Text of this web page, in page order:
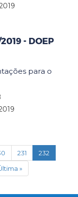
- DOEP
para o
231 232
»